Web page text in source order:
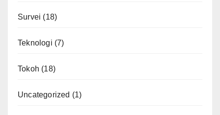
Survei (18)
Teknologi (7)
Tokoh (18)
Uncategorized (1)